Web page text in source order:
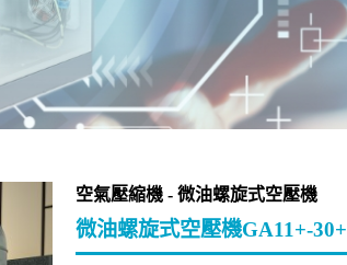
空氣壓縮機 - 微油螺旋式空壓機
微油螺旋式空壓機GA11+-30+